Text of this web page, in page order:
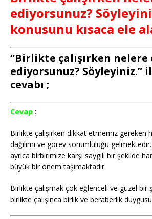
ediyorsunuz?
konusunu kısaca ele
“Birlikte çalışırken
ediyorsunuz? Söyleyiniz.”
cevabı ;
Cevap :
Birlikte çalışırken dikkat etmemiz gereken
dağılımı ve görev sorumluluğu
ayrıca birbirimize karşı saygılı bir şekilde
büyük bir önem taşımaktadır.
Birlikte çalışmak çok eğlenceli ve güzel bir
birlikte çalışınca birlik ve beraberlik